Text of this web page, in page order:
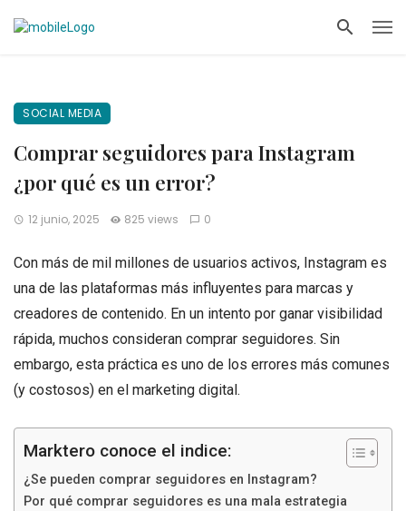
SOCIAL MEDIA
Comprar seguidores para Instagram
¿por qué es un error?
12 junio, 2025 825 views 0
Con más de mil millones de usuarios activos, Instagram es
una de las plataformas más influyentes para marcas y
creadores de contenido. En un intento por ganar visibilidad
rápida, muchos consideran comprar seguidores. Sin
embargo, esta práctica es uno de los errores más comunes
(y costosos) en el marketing digital.
Marktero conoce el indice:
¿Se pueden comprar seguidores en Instagram?
Por qué comprar seguidores es una mala estrategia